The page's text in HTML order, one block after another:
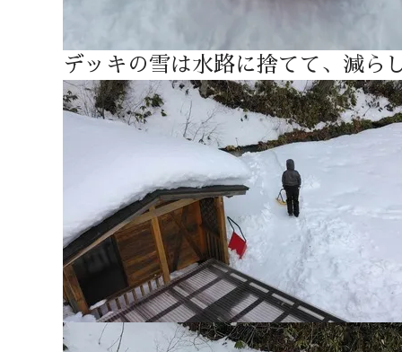
デッキの雪は水路に捨てて、減ら